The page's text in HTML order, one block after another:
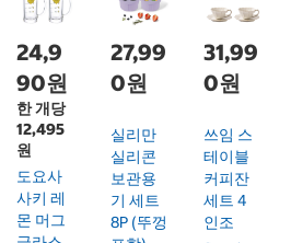
24,9
90원
한 개당
12,495
원
도요사
사키 레
몬 머그
27,99
0원
실리만
실리콘
보관용
기 세트
8P (뚜껑
31,99
0원
쓰임 스
테이블
커피잔
세트 4
인조